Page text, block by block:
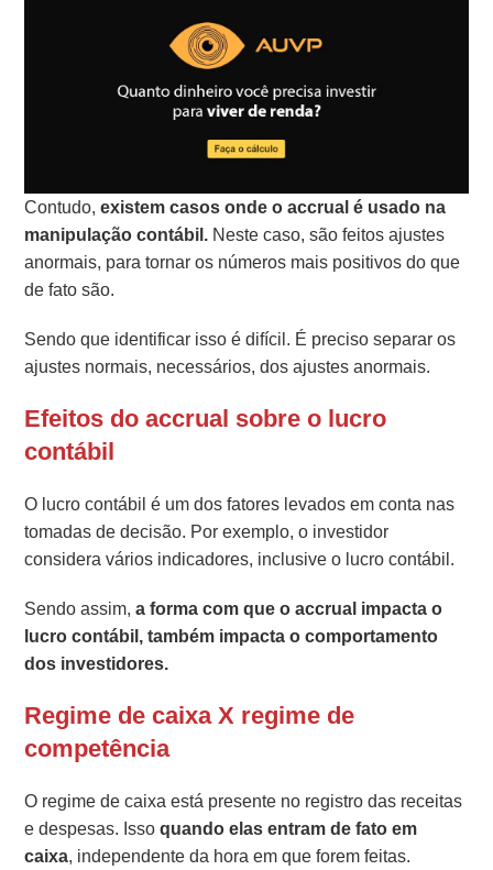
Contudo,existem casos onde o accrual é usado na
manipulação contábil. Neste caso, são feitos ajustes
anormais, para tornar os números mais positivos do que
de fato são.
Sendo que identificar isso é difícil. É preciso separar os
ajustes normais, necessários, dos ajustes anormais.
Efeitos do accrual sobre o lucro
contábil
O lucro contábil é um dos fatores levados em conta nas
tomadas de decisão. Por exemplo, o investidor
considera vários indicadores, inclusive o lucro contábil.
Sendo assim,a forma com que o accrual impacta o
lucro contábil, também impacta o comportamento
dos investidores.
Regime de caixa X regime de
competência
O regime de caixa está presente no registro das receitas
e despesas. Issoquando elas entram de fato em
caixa, independente da hora em que forem feitas.